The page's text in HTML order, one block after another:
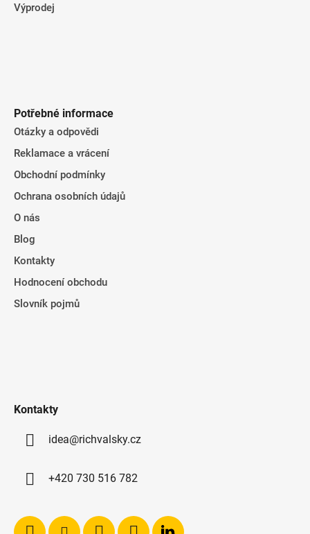
Výprodej
Potřebné informace
Otázky a odpovědi
Reklamace a vrácení
Obchodní podmínky
Ochrana osobních údajů
O nás
Blog
Kontakty
Hodnocení obchodu
Slovník pojmů
Kontakty
idea@richvalsky.cz
+420 730 516 782